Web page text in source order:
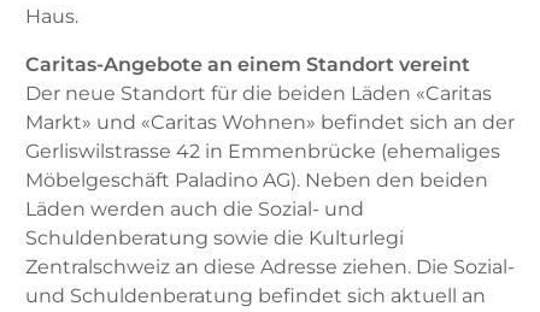
Haus.
Caritas-Angebote an einem Standort vereint
Der neue Standort für die beiden Läden «Caritas
Markt» und «Caritas Wohnen» befindet sich an der
Gerliswilstrasse 42 in Emmenbrücke (ehemaliges
Möbelgeschäft Paladino AG). Neben den beiden
Läden werden auch die Sozial- und
Schuldenberatung sowie die Kulturlegi
Zentralschweiz an diese Adresse ziehen. Die Sozial-
und Schuldenberatung befindet sich aktuell an